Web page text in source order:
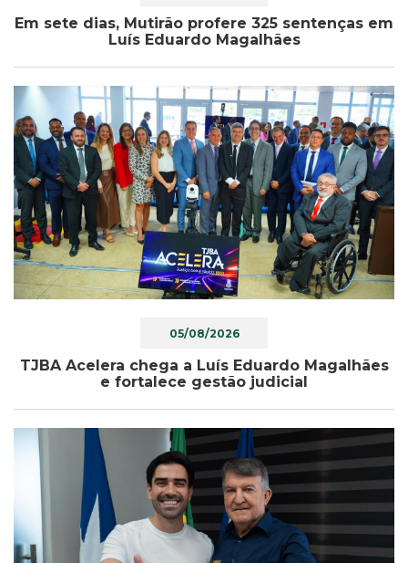
Em sete dias, Mutirão profere 325 sentenças em
Luís Eduardo Magalhães
05/08/2026
TJBA Acelera chega a Luís Eduardo Magalhães
e fortalece gestão judicial